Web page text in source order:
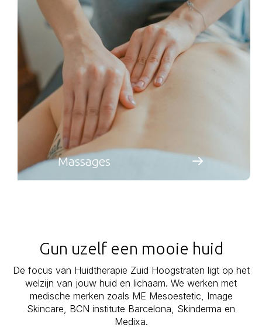
Massages
Gun uzelf een mooie huid
De focus van Huidtherapie Zuid Hoogstraten ligt op het
welzijn van jouw huid en lichaam. We werken met
medische merken zoals ME Mesoestetic, Image
Skincare, BCN institute Barcelona, Skinderma en
Medixa.